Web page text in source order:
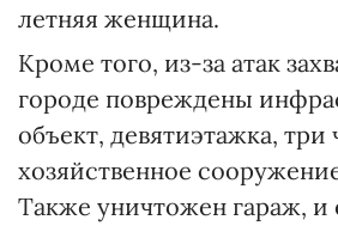
летняя женщина.
Кроме того, из-за атак
городе повреждены
объект, девятиэтажка, три
хозяйственное
Также уничтожен гараж,